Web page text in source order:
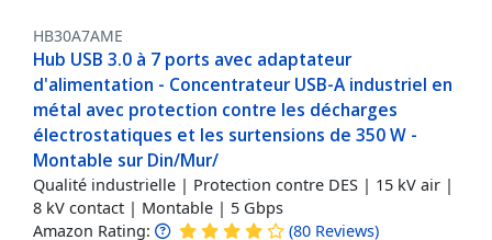
HB30A7AME
Hub USB 3.0 à 7 ports avec adaptateur
d'alimentation - Concentrateur USB-A industriel en
métal avec protection contre les décharges
électrostatiques et les surtensions de 350 W -
Montable sur Din/Mur/
Qualité industrielle | Protection contre DES | 15 kV air |
8 kV contact | Montable | 5 Gbps
Amazon Rating: (80 Reviews)